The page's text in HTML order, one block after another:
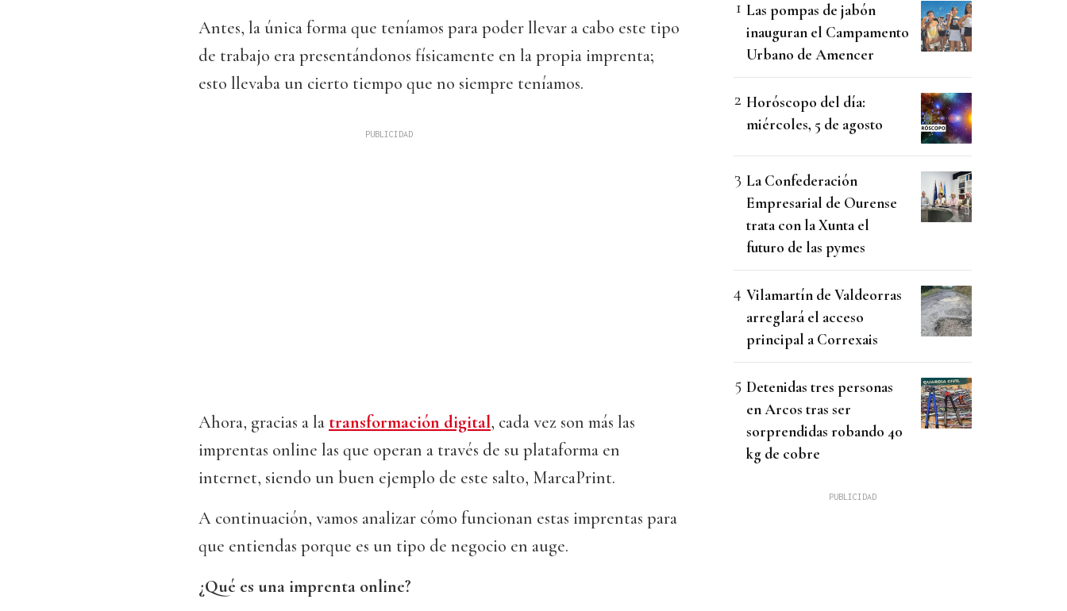
Antes, la única forma que teníamos para poder llevar a cabo este tipo
de trabajo era presentándonos físicamente en la propia imprenta;
esto llevaba un cierto tiempo que no siempre teníamos.
Ahora, gracias a la transformación digital, cada vez son más las
imprentas online las que operan a través de su plataforma en
internet, siendo un buen ejemplo de este salto, MarcaPrint.
A continuación, vamos analizar cómo funcionan estas imprentas para
que entiendas porque es un tipo de negocio en auge.
¿Qué es una imprenta online?
Las pompas de jabón
inauguran el Campamento
Urbano de Amencer
Horóscopo del día:
miércoles, 5 de agosto
La Confederación
Empresarial de Ourense
trata con la Xunta el
futuro de las pymes
Vilamartín de Valdeorras
arreglará el acceso
principal a Correxais
Detenidas tres personas
en Arcos tras ser
sorprendidas robando 40
kg de cobre